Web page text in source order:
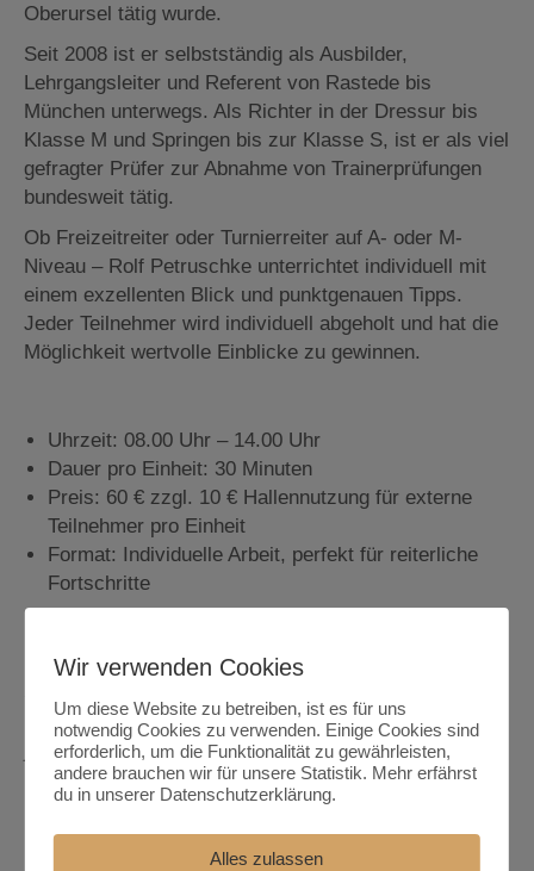
Oberursel tätig wurde.
Seit 2008 ist er selbstständig als Ausbilder,
Lehrgangsleiter und Referent von Rastede bis
München unterwegs. Als Richter in der Dressur bis
Klasse M und Springen bis zur Klasse S, ist er als viel
gefragter Prüfer zur Abnahme von Trainerprüfungen
bundesweit tätig.
Ob Freizeitreiter oder Turnierreiter auf A- oder M-
Niveau – Rolf Petruschke unterrichtet individuell mit
einem exzellenten Blick und punktgenauen Tipps.
Jeder Teilnehmer wird individuell abgeholt und hat die
Möglichkeit wertvolle Einblicke zu gewinnen.
Uhrzeit: 08.00 Uhr – 14.00 Uhr
Dauer pro Einheit: 30 Minuten
Preis: 60 € zzgl. 10 € Hallennutzung für externe
Teilnehmer pro Einheit
Format: Individuelle Arbeit, perfekt für reiterliche
Fortschritte
über unsere Homepage. Wenige Plätze verfügbar –
jetzt buchen!
Kontaktiere uns bei Fragen. Wir freuen uns!
Wir verwenden Cookies
Um diese Website zu betreiben, ist es für uns
notwendig Cookies zu verwenden. Einige Cookies sind
erforderlich, um die Funktionalität zu gewährleisten,
andere brauchen wir für unsere Statistik. Mehr erfährst
du in unserer Datenschutzerklärung.
Alles zulassen